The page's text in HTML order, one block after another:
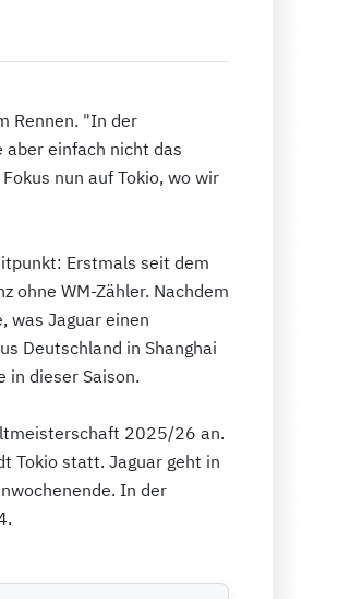
Rennen. "In der
aber einfach nicht das
nun auf Tokio, wo wir
Erstmals seit dem
ohne WM-Zähler. Nachdem
was Jaguar einen
Deutschland in Shanghai
in dieser Saison.
2025/26 an.
Tokio statt. Jaguar geht in
In der